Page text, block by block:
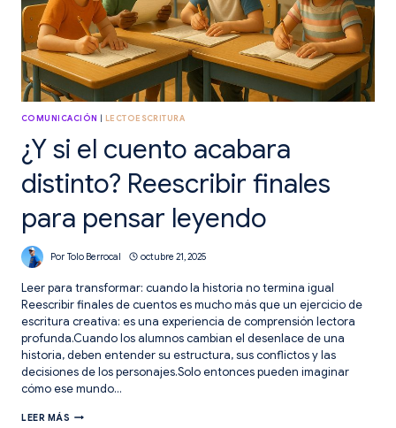
COMUNICACIÓN | LECTOESCRITURA
¿Y si el cuento acabara
distinto? Reescribir finales
para pensar leyendo
Por Tolo Berrocal octubre 21, 2025
Leer para transformar: cuando la historia no termina igual
Reescribir finales de cuentos es mucho más que un ejercicio de
escritura creativa: es una experiencia de comprensión lectora
profunda.Cuando los alumnos cambian el desenlace de una
historia, deben entender su estructura, sus conflictos y las
decisiones de los personajes.Solo entonces pueden imaginar
cómo ese mundo…
LEER MÁS ¿Y